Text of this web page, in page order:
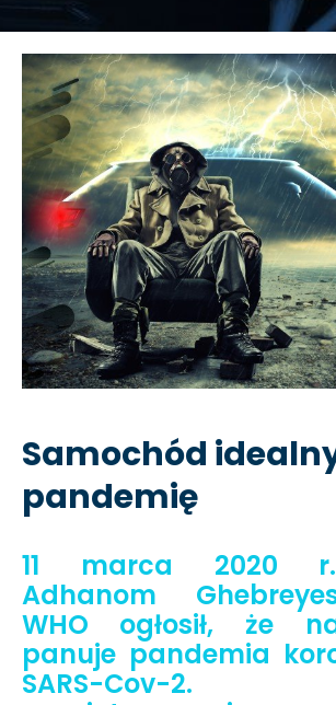
Samochód
pandemię
11 marca 2020
Adhanom
WHO ogłosił, że
panuje pandemia
SARS-Cov-2.